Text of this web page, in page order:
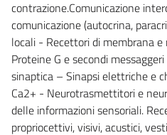
contrazione.Comunicazione
comunicazione (autocrina,
locali - Recettori di membrana
Proteine G e secondi
sinaptica – Sinapsi elettriche e
Ca2+ - Neurotrasmettitori e
delle informazioni sensoriali.
propriocettivi, visivi, acustici,